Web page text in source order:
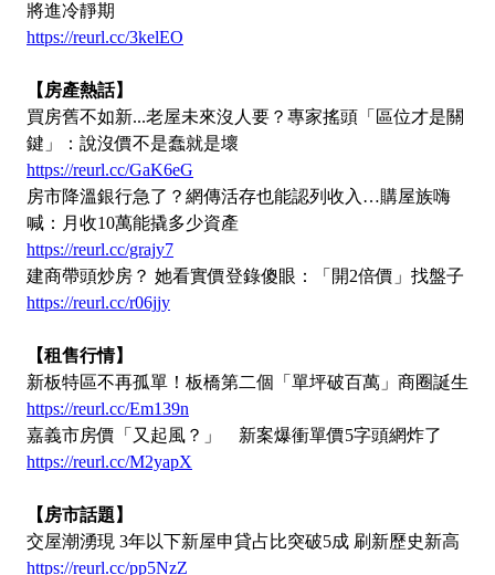
將進冷靜期
https://reurl.cc/3kelEO
【房產熱話】
買房舊不如新...老屋未來沒人要？專家搖頭「區位才是關
鍵」：說沒價不是蠢就是壞
https://reurl.cc/GaK6eG
房市降溫銀行急了？網傳活存也能認列收入…購屋族嗨
喊：月收10萬能撬多少資產
https://reurl.cc/grajy7
建商帶頭炒房？ 她看實價登錄傻眼：「開2倍價」找盤子
https://reurl.cc/r06jjy
【租售行情】
新板特區不再孤單！板橋第二個「單坪破百萬」商圈誕生
https://reurl.cc/Em139n
嘉義市房價「又起風？」 新案爆衝單價5字頭網炸了
https://reurl.cc/M2yapX
【房市話題】
交屋潮湧現 3年以下新屋申貸占比突破5成 刷新歷史新高
https://reurl.cc/pp5NzZ